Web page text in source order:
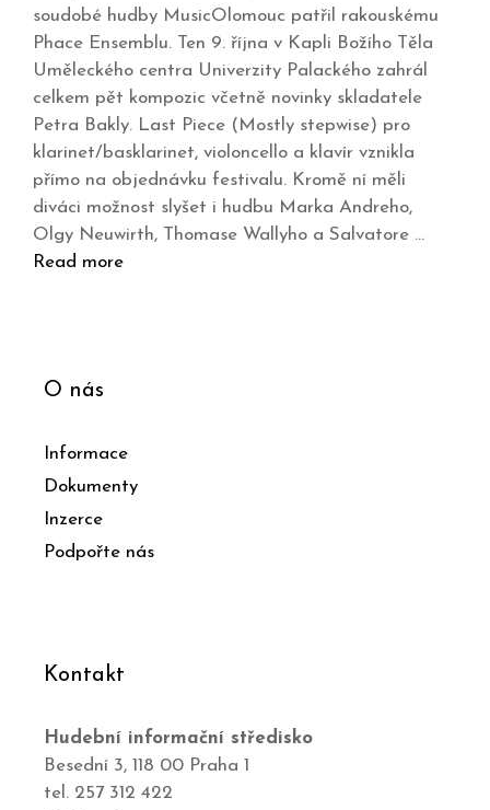
soudobé hudby MusicOlomouc patřil rakouskému
Phace Ensemblu. Ten 9. října v Kapli Božího Těla
Uměleckého centra Univerzity Palackého zahrál
celkem pět kompozic včetně novinky skladatele
Petra Bakly. Last Piece (Mostly stepwise) pro
klarinet/basklarinet, violoncello a klavír vznikla
přímo na objednávku festivalu. Kromě ní měli
diváci možnost slyšet i hudbu Marka Andreho,
Olgy Neuwirth, Thomase Wallyho a Salvatore …
Read more
O nás
Informace
Dokumenty
Inzerce
Podpořte nás
Kontakt
Hudební informační středisko
Besední 3, 118 00 Praha 1
tel. 257 312 422